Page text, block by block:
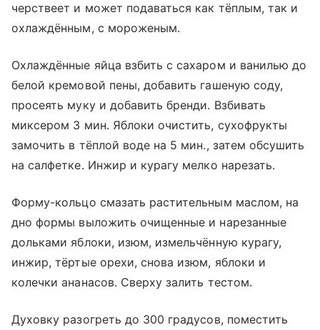
черствеет и может подаваться как тёплым, так и
охлаждённым, с мороженым.
Охлаждённые яйца взбить с сахаром и ванилью до
белой кремовой пены, добавить гашеную соду,
просеять муку и добавить бренди. Взбивать
миксером 3 мин. Яблоки очистить, сухофрукты
замочить в тёплой воде на 5 мин., затем обсушить
на салфетке. Инжир и курагу мелко нарезать.
Форму-кольцо смазать растительным маслом, на
дно формы выложить очищенные и нарезанные
дольками яблоки, изюм, измельчённую курагу,
инжир, тёртые орехи, снова изюм, яблоки и
колечки ананасов. Сверху залить тестом.
Духовку разогреть до 300 градусов, поместить